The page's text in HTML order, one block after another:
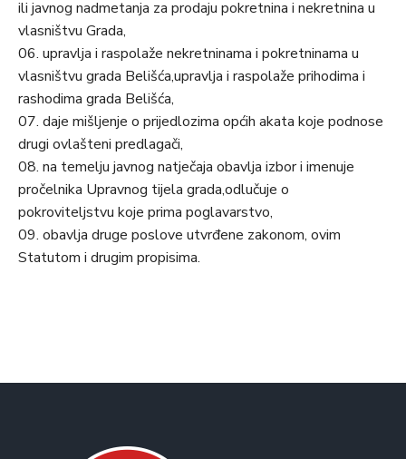
ili javnog nadmetanja za prodaju pokretnina i nekretnina u
vlasništvu Grada,
06. upravlja i raspolaže nekretninama i pokretninama u
vlasništvu grada Belišća,upravlja i raspolaže prihodima i
rashodima grada Belišća,
07. daje mišljenje o prijedlozima općih akata koje podnose
drugi ovlašteni predlagači,
08. na temelju javnog natječaja obavlja izbor i imenuje
pročelnika Upravnog tijela grada,odlučuje o
pokroviteljstvu koje prima poglavarstvo,
09. obavlja druge poslove utvrđene zakonom, ovim
Statutom i drugim propisima.